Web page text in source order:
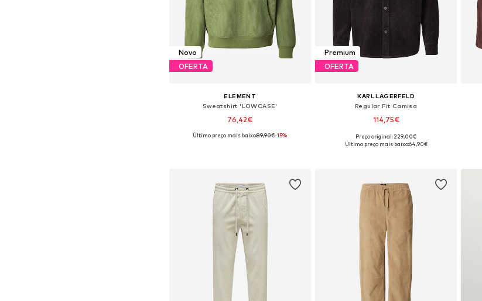
Novo
OFERTA
ELEMENT
Sweatshirt 'LOWCASE'
76,42€
Tamanhos disponíveis: XS, S, M, L, XL
Último preço mais baixo:89,90€-15%
Premium
OFERTA
KARL LAGERFELD
Regular Fit Camisa
114,75€
Tamanhos disponíveis: S, M, L, XL, XXL
Preço original: 229,00€
Último preço mais baixo:64,90€